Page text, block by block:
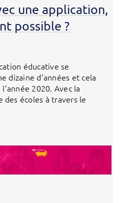
une application,
possible ?
éducative se
dizaine d’années et cela
2020. Avec la
écoles à travers le